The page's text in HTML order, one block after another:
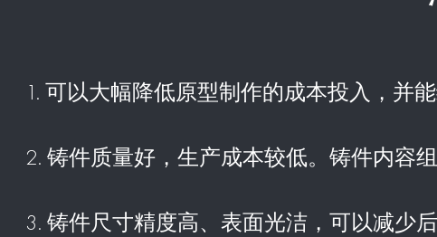
1. 可以大幅降低原型制作的成本投入，并能
2. 铸件质量好，生产成本较低。铸件内容
3. 铸件尺寸精度高、表面光洁，可以减少